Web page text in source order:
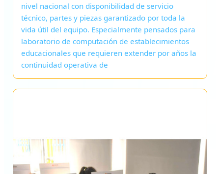
nivel nacional con disponibilidad de servicio
técnico, partes y piezas garantizado por toda la
vida útil del equipo. Especialmente pensados para
laboratorio de computación de establecimientos
educacionales que requieren extender por años la
continuidad operativa de